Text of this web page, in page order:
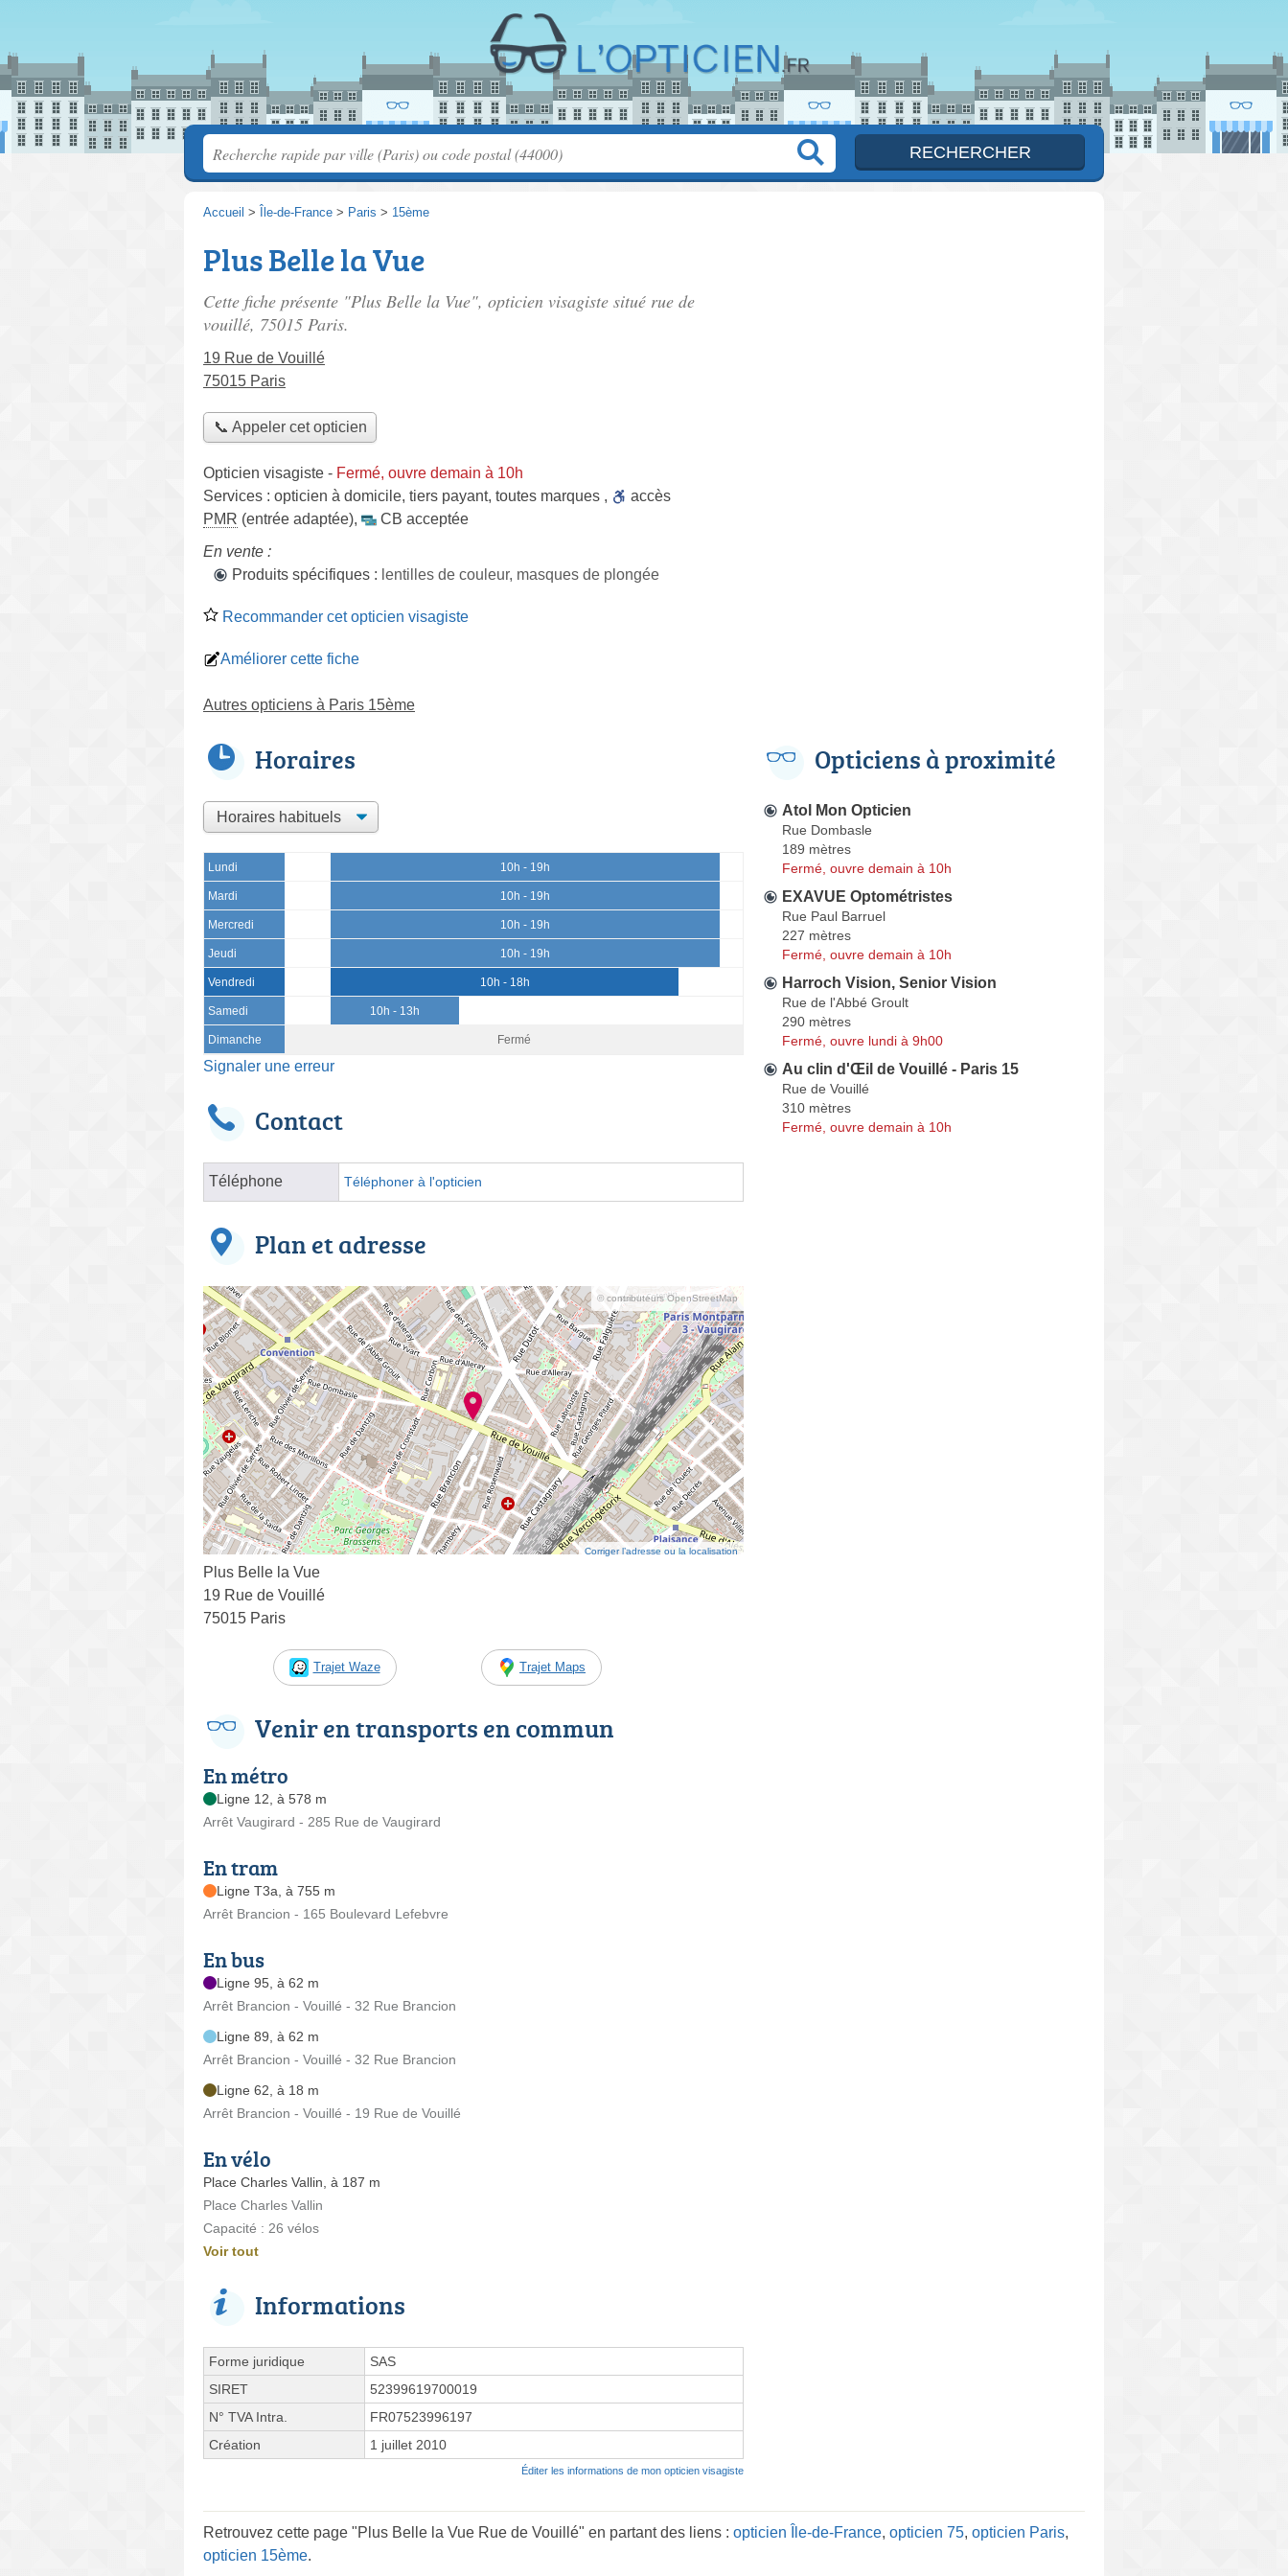
Accueil > Île-de-France > Paris > 15ème
Plus Belle la Vue
Cette fiche présente "Plus Belle la Vue", opticien visagiste situé rue de
vouillé, 75015 Paris.
19 Rue de Vouillé
75015 Paris
📞 Appeler cet opticien
Opticien visagiste - Fermé, ouvre demain à 10h
Services : opticien à domicile, tiers payant, toutes marques ,
accès
PMR (entrée adaptée),
CB acceptée
En vente :
Produits spécifiques : lentilles de couleur, masques de plongée
Recommander cet opticien visagiste
Améliorer cette fiche
Autres opticiens à Paris 15ème
Horaires
Lundi 10h - 19h
Mardi 10h - 19h
Mercredi 10h - 19h
Jeudi 10h - 19h
Vendredi 10h - 18h
Samedi 10h - 13h
Dimanche Fermé
Signaler une erreur
Contact
Téléphone Téléphoner à l'opticien
Plan et adresse
© contributeurs OpenStreetMap
Corriger l’adresse ou la localisation
Plus Belle la Vue
19 Rue de Vouillé
75015 Paris
Trajet Waze Trajet Maps
Venir en transports en commun
En métro
Ligne 12, à 578 m
Arrêt Vaugirard - 285 Rue de Vaugirard
En tram
Ligne T3a, à 755 m
Arrêt Brancion - 165 Boulevard Lefebvre
En bus
Ligne 95, à 62 m
Arrêt Brancion - Vouillé - 32 Rue Brancion
Ligne 89, à 62 m
Arrêt Brancion - Vouillé - 32 Rue Brancion
Ligne 62, à 18 m
Arrêt Brancion - Vouillé - 19 Rue de Vouillé
En vélo
Place Charles Vallin, à 187 m
Place Charles Vallin
Capacité : 26 vélos
Voir tout
Informations
Forme juridique
SAS
SIRET
52399619700019
N° TVA Intra.
FR07523996197
Création
1 juillet 2010
Éditer les informations de mon opticien visagiste
Opticiens à proximité
Atol Mon Opticien
Rue Dombasle
189 mètres
Fermé, ouvre demain à 10h
EXAVUE Optométristes
Rue Paul Barruel
227 mètres
Fermé, ouvre demain à 10h
Harroch Vision, Senior Vision
Rue de l'Abbé Groult
290 mètres
Fermé, ouvre lundi à 9h00
Au clin d'Œil de Vouillé - Paris 15
Rue de Vouillé
310 mètres
Fermé, ouvre demain à 10h
Retrouvez cette page "Plus Belle la Vue Rue de Vouillé" en partant des liens : opticien Île-de-France, opticien 75, opticien Paris,
opticien 15ème.